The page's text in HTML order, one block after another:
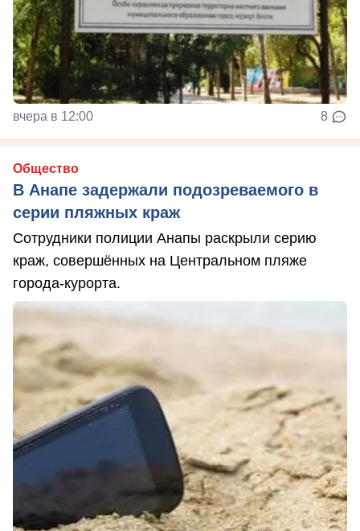
вчера в 12:00 8
Общество
В Анапе задержали подозреваемого в
серии пляжных краж
Сотрудники полиции Анапы раскрыли серию
краж, совершённых на Центральном пляже
города-курорта.